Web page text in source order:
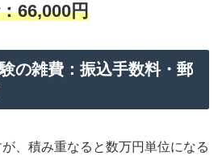
66,000円
の雑費：振込手数料・郵
、積み重なると数万円単位になる